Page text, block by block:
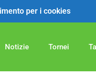
per i cookies
Notizie Tornei